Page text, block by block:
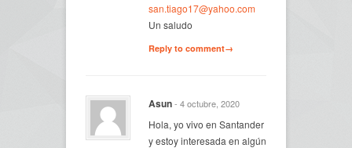
san.tiago17@yahoo.com
Un saludo
Reply to comment→
Asun- 4 octubre, 2020
Hola, yo vivo en Santander
y estoy interesada en algún